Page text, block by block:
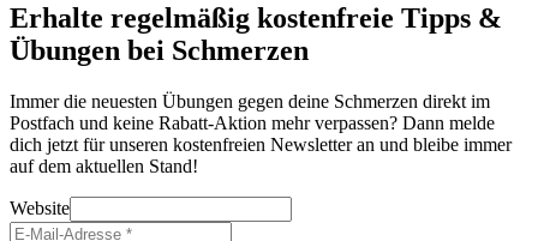
Erhalte regelmäßig kostenfreie Tipps &
Übungen bei Schmerzen
Immer die neuesten Übungen gegen deine Schmerzen direkt im
Postfach und keine Rabatt-Aktion mehr verpassen? Dann melde
dich jetzt für unseren kostenfreien Newsletter an und bleibe immer
auf dem aktuellen Stand!
Website